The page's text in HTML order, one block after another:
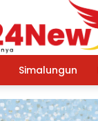
Simalungun